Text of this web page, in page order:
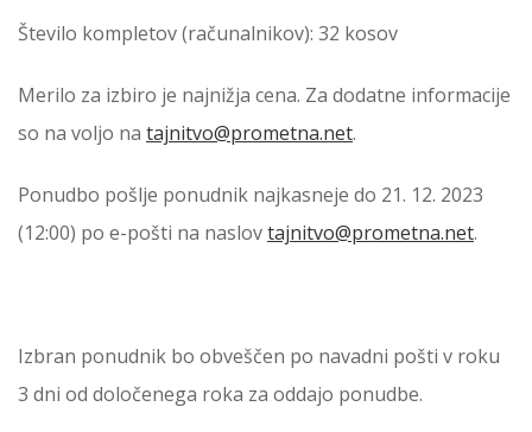
Število kompletov (računalnikov): 32 kosov
Merilo za izbiro je najnižja cena. Za dodatne informacije
so na voljo na tajnitvo@prometna.net.
Ponudbo pošlje ponudnik najkasneje do 21. 12. 2023
(12:00) po e-pošti na naslovtajnitvo@prometna.net.
Izbran ponudnik bo obveščen po navadni pošti v roku
3 dni od določenega roka za oddajo ponudbe.